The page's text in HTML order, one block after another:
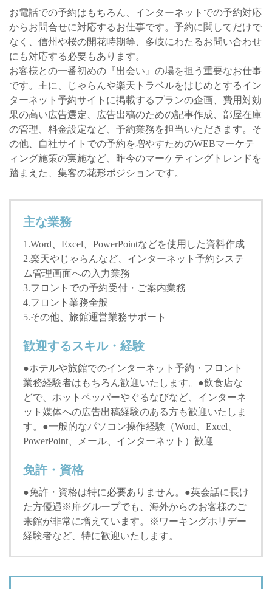
お電話での予約はもちろん、インターネットでの予約対応
からお問合せに対応するお仕事です。予約に関してだけで
なく、信州や桜の開花時期等、多岐にわたるお問い合わせ
にも対応する必要もあります。
お客様との一番初めの『出会い』の場を担う重要なお仕事
です。主に、じゃらんや楽天トラベルをはじめとするイン
ターネット予約サイトに掲載するプランの企画、費用対効
果の高い広告選定、広告出稿のための記事作成、部屋在庫
の管理、料金設定など、予約業務を担当いただきます。そ
の他、自社サイトでの予約を増やすためのWEBマーケテ
ィング施策の実施など、昨今のマーケティングトレンドを
踏まえた、集客の花形ポジションです。
主な業務
1.Word、Excel、PowerPointなどを使用した資料作成
2.楽天やじゃらんなど、インターネット予約システ
ム管理画面への入力業務
3.フロントでの予約受付・ご案内業務
4.フロント業務全般
5.その他、旅館運営業務サポート
歓迎するスキル・経験
●ホテルや旅館でのインターネット予約・フロント
業務経験者はもちろん歓迎いたします。●飲食店な
どで、ホットペッパーやぐるなびなど、インターネ
ット媒体への広告出稿経験のある方も歓迎いたしま
す。●一般的なパソコン操作経験（Word、Excel、
PowerPoint、メール、インターネット）歓迎
免許・資格
●免許・資格は特に必要ありません。●英会話に長け
た方優遇※扉グループでも、海外からのお客様のご
来館が非常に増えています。※ワーキングホリデー
経験者など、特に歓迎いたします。